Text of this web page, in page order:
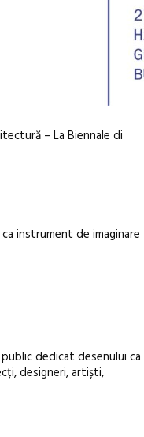
– La Biennale di
instrument de imaginare
dedicat desenului ca
designeri, artiști,
Festivalul Cinemascop